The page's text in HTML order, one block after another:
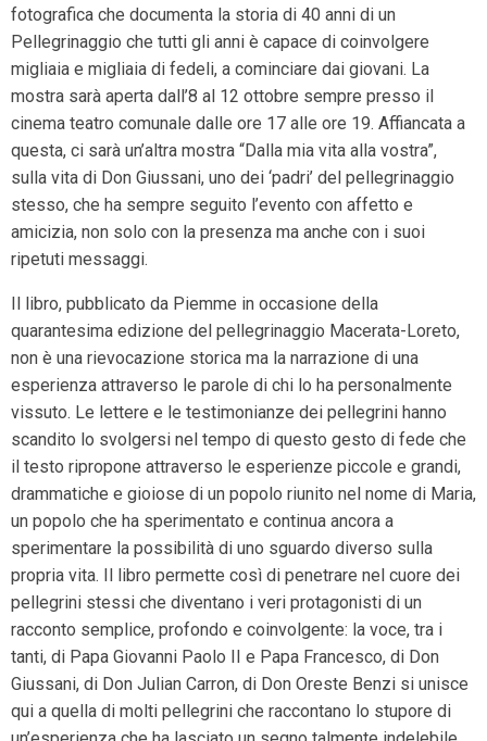
fotografica che documenta la storia di 40 anni di un
Pellegrinaggio che tutti gli anni è capace di coinvolgere
migliaia e migliaia di fedeli, a cominciare dai giovani. La
mostra sarà aperta dall’8 al 12 ottobre sempre presso il
cinema teatro comunale dalle ore 17 alle ore 19. Affiancata a
questa, ci sarà un’altra mostra “Dalla mia vita alla vostra”,
sulla vita di Don Giussani, uno dei ‘padri’ del pellegrinaggio
stesso, che ha sempre seguito l’evento con affetto e
amicizia, non solo con la presenza ma anche con i suoi
ripetuti messaggi.
Il libro, pubblicato da Piemme in occasione della
quarantesima edizione del pellegrinaggio Macerata-Loreto,
non è una rievocazione storica ma la narrazione di una
esperienza attraverso le parole di chi lo ha personalmente
vissuto. Le lettere e le testimonianze dei pellegrini hanno
scandito lo svolgersi nel tempo di questo gesto di fede che
il testo ripropone attraverso le esperienze piccole e grandi,
drammatiche e gioiose di un popolo riunito nel nome di Maria,
un popolo che ha sperimentato e continua ancora a
sperimentare la possibilità di uno sguardo diverso sulla
propria vita. Il libro permette così di penetrare nel cuore dei
pellegrini stessi che diventano i veri protagonisti di un
racconto semplice, profondo e coinvolgente: la voce, tra i
tanti, di Papa Giovanni Paolo II e Papa Francesco, di Don
Giussani, di Don Julian Carron, di Don Oreste Benzi si unisce
qui a quella di molti pellegrini che raccontano lo stupore di